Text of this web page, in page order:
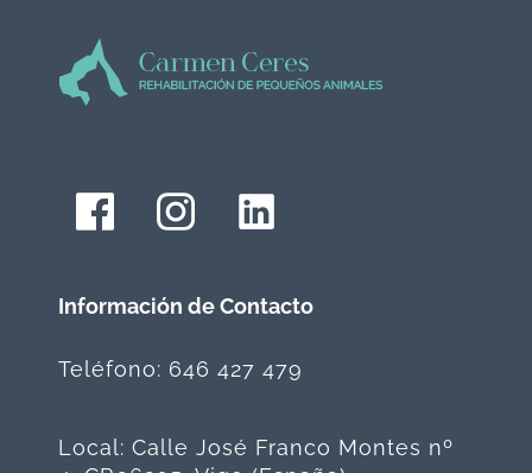
Información de Contacto
Teléfono: 646 427 479
Local: Calle José Franco Montes nº